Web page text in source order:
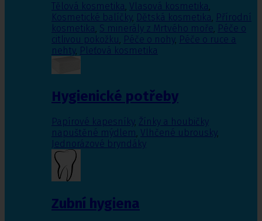
Tělová kosmetika, Vlasová kosmetika,
Kosmetické balíčky, Dětská kosmetika, Přírodní
kosmetika, S minerály z Mrtvého moře, Péče o
citlivou pokožku, Péče o nohy, Péče o ruce a
nehty, Pleťová kosmetika
Hygienické potřeby
Papírové kapesníky, Žínky a houbičky
napuštěné mýdlem, Vlhčené ubrousky,
Jednorázové bryndáky
Zubní hygiena